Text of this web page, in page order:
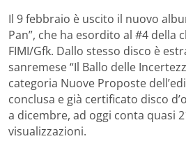
Il 9 febbraio è uscito il nuovo
Pan”, che ha esordito al #4 della
FIMI/Gfk. Dallo stesso disco è
sanremese “Il Ballo delle
categoria Nuove Proposte
conclusa e già certificato disco
a dicembre, ad oggi conta quasi
visualizzazioni.